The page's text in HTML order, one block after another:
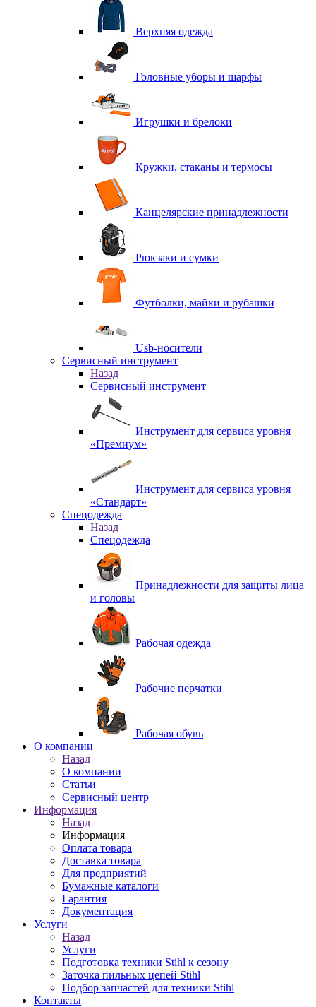
Верхняя одежда
Головные уборы и шарфы
Игрушки и брелоки
Кружки, стаканы и термосы
Канцелярские принадлежности
Рюкзаки и сумки
Футболки, майки и рубашки
Usb-носители
Сервисный инструмент
Назад
Сервисный инструмент
Инструмент для сервиса уровня
«Премиум»
Инструмент для сервиса уровня
«Стандарт»
Спецодежда
Назад
Спецодежда
Принадлежности для защиты лица
и головы
Рабочая одежда
Рабочие перчатки
Рабочая обувь
O компании
Назад
O компании
Статьи
Сервисный центр
Информация
Назад
Информация
Оплата товара
Доставка товара
Для предприятий
Бумажные каталоги
Гарантия
Документация
Услуги
Назад
Услуги
Подготовка техники Stihl к сезону
Заточка пильных цепей Stihl
Подбор запчастей для техники Stihl
Контакты